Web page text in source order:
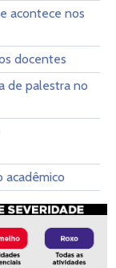
acontece nos
docentes
de palestra no
acadêmico